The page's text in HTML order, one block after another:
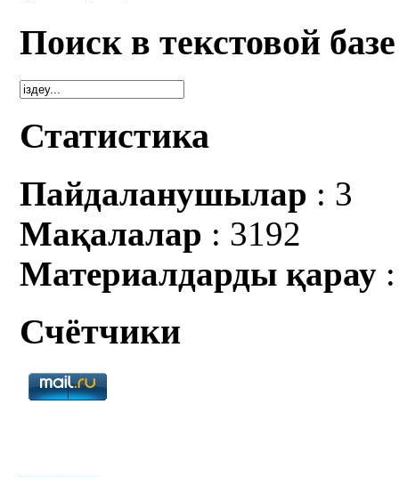
Поиск в текстовой базе
Статистика
Пайдаланушылар : 3
Мақалалар : 3192
Материалдарды қарау
Счётчики